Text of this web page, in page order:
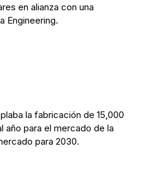
en alianza con una
Engineering.
la fabricación de 15,000
año para el mercado de la
para 2030.